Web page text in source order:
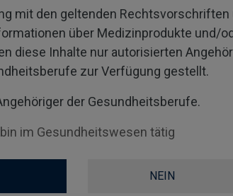
mit den geltenden Rechtsvorschriften
über Medizinprodukte und/
diese Inhalte nur autorisierten
zur Verfügung gestellt.
der Gesundheitsberufe.
im Gesundheitswesen tätig
NEIN
Artikel-Nr.: IPD/AA-AR-00
Inklusive Befestigungsschraube: IPD/KA-TA-00
Inklusive Befestigungsschraube: IPD/KA-TA-00
Inklusive Befestigungsschraube: IPD/KA-TA-00
Inklusive Befestigungsschraube: IPD/KA-TA-00
PLATTFORM